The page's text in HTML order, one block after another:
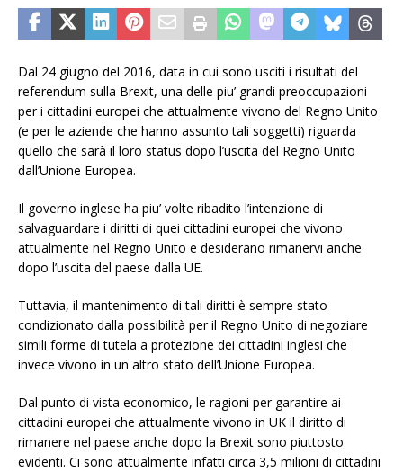
Dal 24 giugno del 2016, data in cui sono usciti i risultati del
referendum sulla Brexit, una delle piu’ grandi preoccupazioni
per i cittadini europei che attualmente vivono del Regno Unito
(e per le aziende che hanno assunto tali soggetti) riguarda
quello che sarà il loro status dopo l’uscita del Regno Unito
dall’Unione Europea.
Il governo inglese ha piu’ volte ribadito l’intenzione di
salvaguardare i diritti di quei cittadini europei che vivono
attualmente nel Regno Unito e desiderano rimanervi anche
dopo l’uscita del paese dalla UE.
Tuttavia, il mantenimento di tali diritti è sempre stato
condizionato dalla possibilità per il Regno Unito di negoziare
simili forme di tutela a protezione dei cittadini inglesi che
invece vivono in un altro stato dell’Unione Europea.
Dal punto di vista economico, le ragioni per garantire ai
cittadini europei che attualmente vivono in UK il diritto di
rimanere nel paese anche dopo la Brexit sono piuttosto
evidenti. Ci sono attualmente infatti circa 3,5 milioni di cittadini